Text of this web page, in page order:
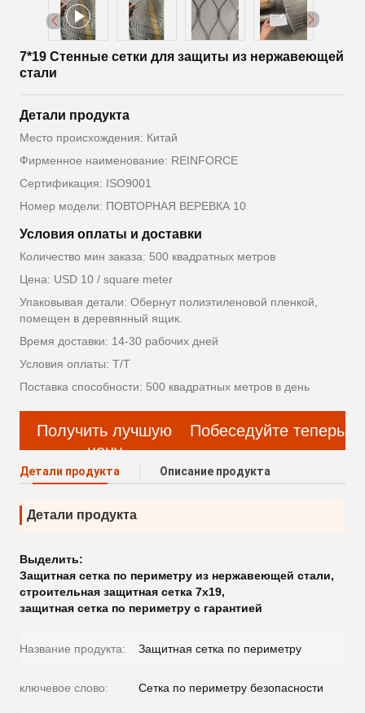
7*19 Стенные сетки для защиты из нержавеющей
стали
Детали продукта
Место происхождения: Китай
Фирменное наименование: REINFORCE
Сертификация: ISO9001
Номер модели: ПОВТОРНАЯ ВЕРЕВКА 10
Условия оплаты и доставки
Количество мин заказа: 500 квадратных метров
Цена: USD 10 / square meter
Упаковывая детали: Обернут полиэтиленовой пленкой,
помещен в деревянный ящик.
Время доставки: 14-30 рабочих дней
Условия оплаты: Т/Т
Поставка способности: 500 квадратных метров в день
Получить лучшую
цену
Побеседуйте теперь
Детали продукта Описание продукта
Детали продукта
Выделить:
Защитная сетка по периметру из нержавеющей стали,
строительная защитная сетка 7x19,
защитная сетка по периметру с гарантией
Название продукта: Защитная сетка по периметру
ключевое слово: Сетка по периметру безопасности